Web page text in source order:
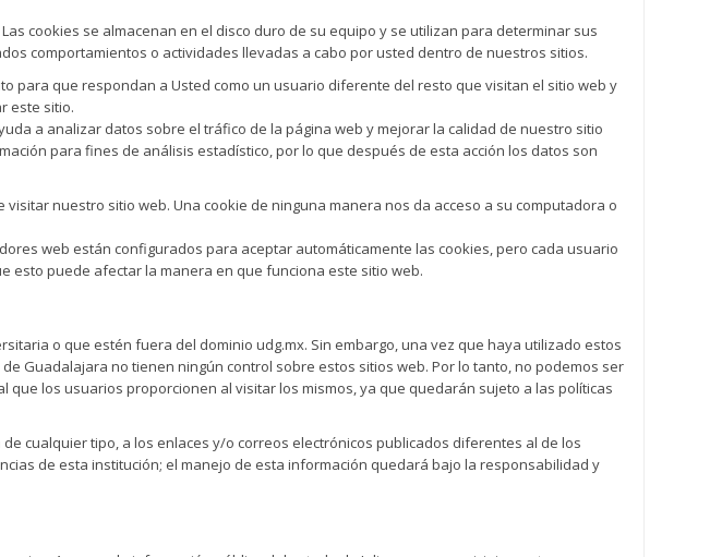
cookies se almacenan en el disco duro de su equipo y se utilizan para determinar sus
comportamientos o actividades llevadas a cabo por usted dentro de nuestros sitios.
para que respondan a Usted como un usuario diferente del resto que visitan el sitio web y
este sitio.
a analizar datos sobre el tráfico de la página web y mejorar la calidad de nuestro sitio
para fines de análisis estadístico, por lo que después de esta acción los datos son
nuestro sitio web. Una cookie de ninguna manera nos da acceso a su computadora o
web están configurados para aceptar automáticamente las cookies, pero cada usuario
esto puede afectar la manera en que funciona este sitio web.
o que estén fuera del dominio udg.mx. Sin embargo, una vez que haya utilizado estos
Guadalajara no tienen ningún control sobre estos sitios web. Por lo tanto, no podemos ser
los usuarios proporcionen al visitar los mismos, ya que quedarán sujeto a las políticas
cualquier tipo, a los enlaces y/o correos electrónicos publicados diferentes al de los
de esta institución; el manejo de esta información quedará bajo la responsabilidad y